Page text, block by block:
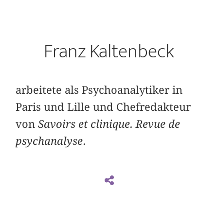
Franz Kaltenbeck
arbeitete als Psychoanalytiker in
Paris und Lille und Chefredakteur
vonSavoirs et clinique. Revue de
psychanalyse.